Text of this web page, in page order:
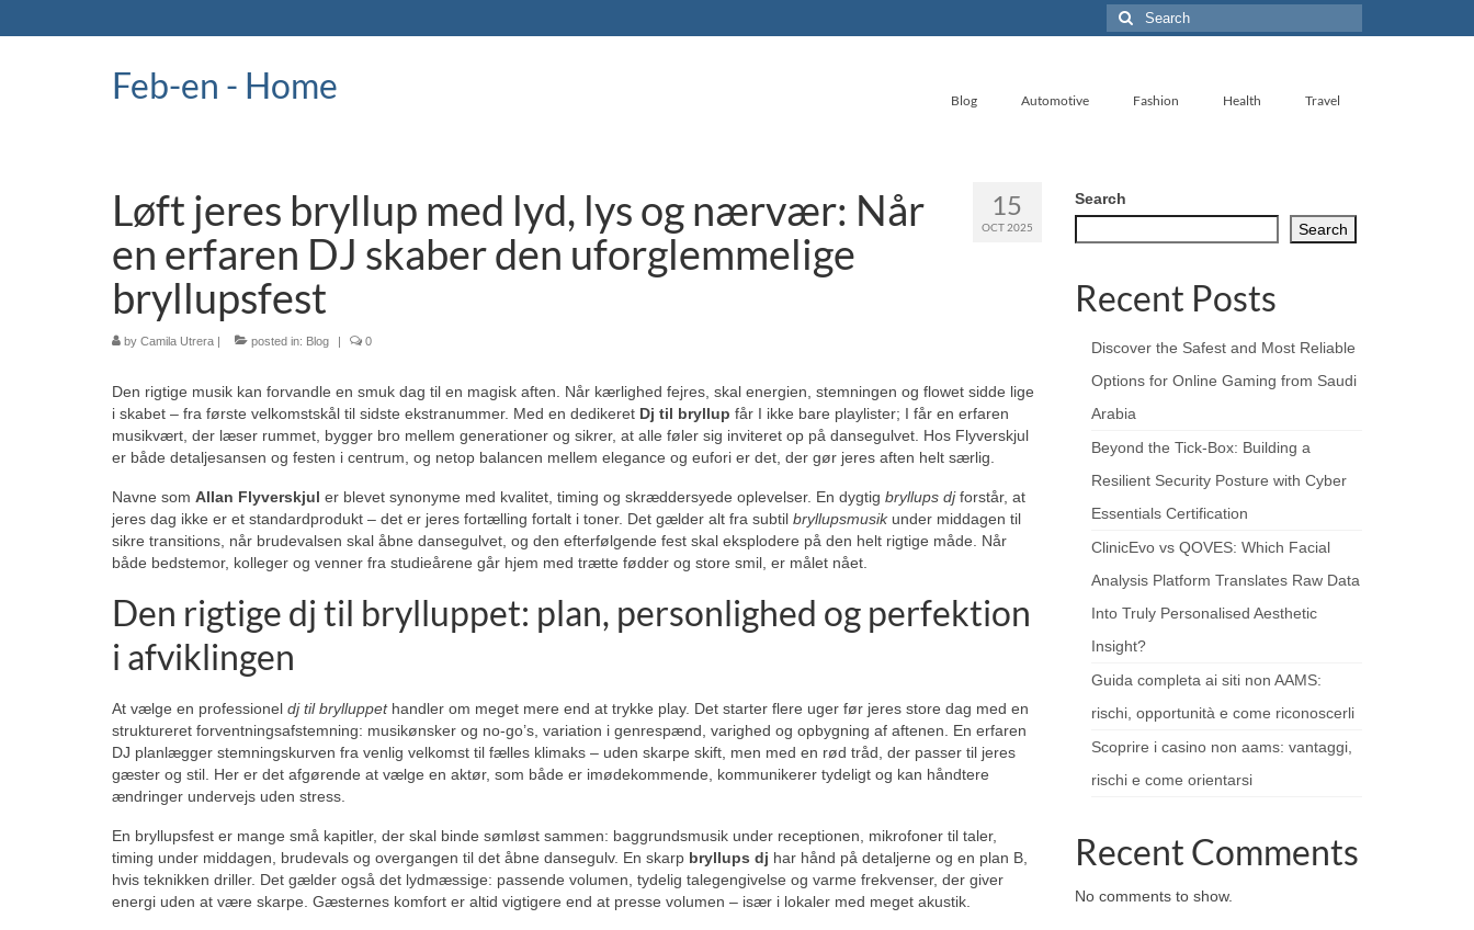
Search
for:
Feb-en - Home Blog Automotive Fashion Health Travel
15
OCT 2025
Løft jeres bryllup med lyd, lys og nærvær: Når
en erfaren DJ skaber den uforglemmelige
bryllupsfest
by Camila Utrera | posted in: Blog | 0
Den rigtige musik kan forvandle en smuk dag til en magisk aften. Når kærlighed fejres, skal energien, stemningen og flowet sidde lige
i skabet – fra første velkomstskål til sidste ekstranummer. Med en dedikeret Dj til bryllup får I ikke bare playlister; I får en erfaren
musikvært, der læser rummet, bygger bro mellem generationer og sikrer, at alle føler sig inviteret op på dansegulvet. Hos Flyverskjul
er både detaljesansen og festen i centrum, og netop balancen mellem elegance og eufori er det, der gør jeres aften helt særlig.
Navne som Allan Flyverskjul er blevet synonyme med kvalitet, timing og skræddersyede oplevelser. En dygtig bryllups djforstår, at
jeres dag ikke er et standardprodukt – det er jeres fortælling fortalt i toner. Det gælder alt fra subtil bryllupsmusikunder middagen til
sikre transitions, når brudevalsen skal åbne dansegulvet, og den efterfølgende fest skal eksplodere på den helt rigtige måde. Når
både bedstemor, kolleger og venner fra studieårene går hjem med trætte fødder og store smil, er målet nået.
Den rigtige dj til brylluppet: plan, personlighed og perfektion
i afviklingen
At vælge en professionel dj til brylluppethandler om meget mere end at trykke play. Det starter flere uger før jeres store dag med en
struktureret forventningsafstemning: musikønsker og no-go’s, variation i genrespænd, varighed og opbygning af aftenen. En erfaren
DJ planlægger stemningskurven fra venlig velkomst til fælles klimaks – uden skarpe skift, men med en rød tråd, der passer til jeres
gæster og stil. Her er det afgørende at vælge en aktør, som både er imødekommende, kommunikerer tydeligt og kan håndtere
ændringer undervejs uden stress.
En bryllupsfest er mange små kapitler, der skal binde sømløst sammen: baggrundsmusik under receptionen, mikrofoner til taler,
timing under middagen, brudevals og overgangen til det åbne dansegulv. En skarp bryllups dj har hånd på detaljerne og en plan B,
hvis teknikken driller. Det gælder også det lydmæssige: passende volumen, tydelig talegengivelse og varme frekvenser, der giver
energi uden at være skarpe. Gæsternes komfort er altid vigtigere end at presse volumen – især i lokaler med meget akustik.
Search
Search
Recent Posts
Discover the Safest and Most Reliable
Options for Online Gaming from Saudi
Arabia
Beyond the Tick‑Box: Building a
Resilient Security Posture with Cyber
Essentials Certification
ClinicEvo vs QOVES: Which Facial
Analysis Platform Translates Raw Data
Into Truly Personalised Aesthetic
Insight?
Guida completa ai siti non AAMS:
rischi, opportunità e come riconoscerli
Scoprire i casino non aams: vantaggi,
rischi e come orientarsi
Recent Comments
No comments to show.